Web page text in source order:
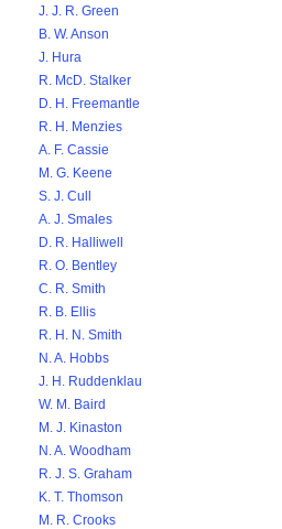
J. J. R. Green
B. W. Anson
J. Hura
R. McD. Stalker
D. H. Freemantle
R. H. Menzies
A. F. Cassie
M. G. Keene
S. J. Cull
A. J. Smales
D. R. Halliwell
R. O. Bentley
C. R. Smith
R. B. Ellis
R. H. N. Smith
N. A. Hobbs
J. H. Ruddenklau
W. M. Baird
M. J. Kinaston
N. A. Woodham
R. J. S. Graham
K. T. Thomson
M. R. Crooks